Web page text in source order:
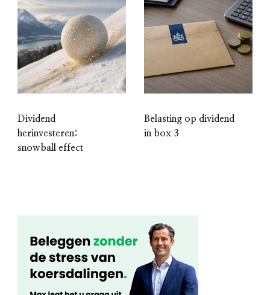
Dividend
herinvesteren:
snowball effect
Belasting op dividend
in box 3